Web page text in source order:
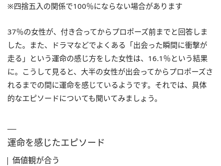
※四捨五入の関係で100％にならない場合があります
37％の女性が、付き合ってからプロポーズ前までと回答しま
した。また、ドラマなどでよくある「出会った瞬間に衝撃が
走る」という運命の感じ方をした女性は、16.1％という結果
に。こうして見ると、大半の女性が出会ってからプロポーズさ
れるまでの間に運命を感じているようです。それでは、具体
的なエピソードについても聞いてみましょう。
運命を感じたエピソード
価値観が合う